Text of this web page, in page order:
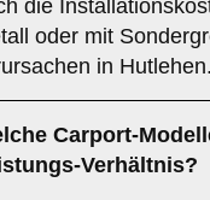
die
oder mit
in
Carport-
Verhältnis?